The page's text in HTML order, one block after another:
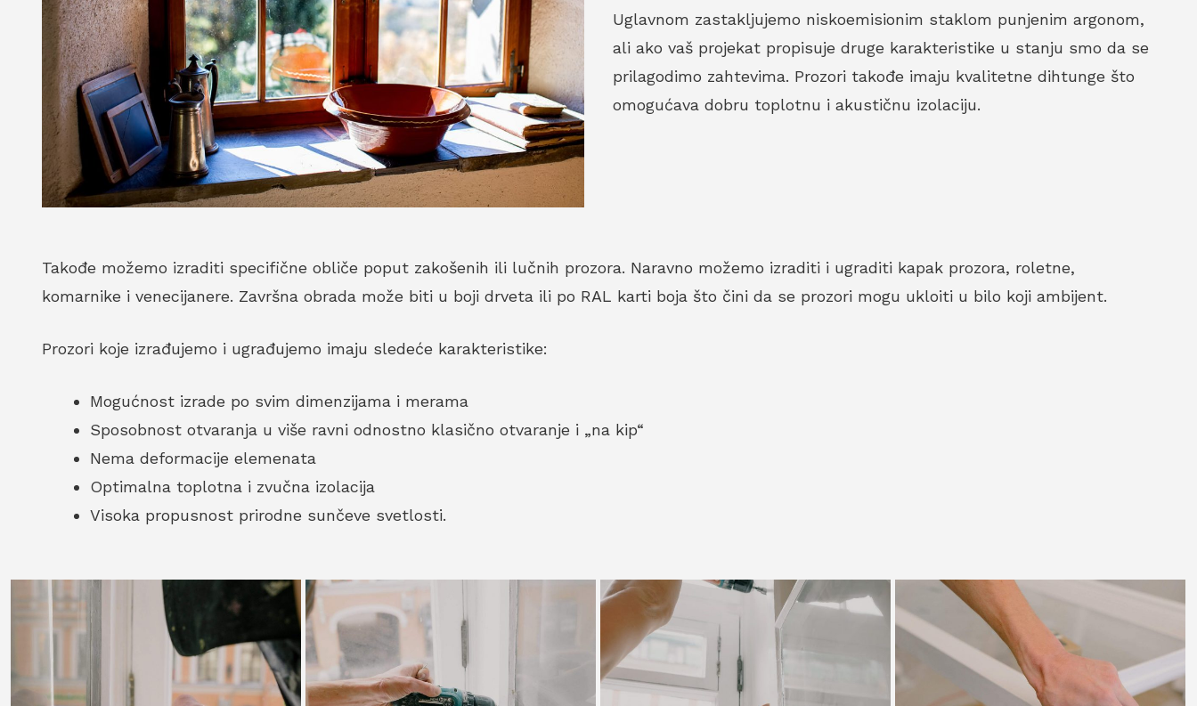
Uglavnom zastakljujemo niskoemisionim staklom punjenim argonom,
ali ako vaš projekat propisuje druge karakteristike u stanju smo da se
prilagodimo zahtevima. Prozori takođe imaju kvalitetne dihtunge što
omogućava dobru toplotnu i akustičnu izolaciju.
Takođe možemo izraditi specifične obliče poput zakošenih ili lučnih prozora. Naravno možemo izraditi i ugraditi kapak prozora, roletne,
komarnike i venecijanere. Završna obrada može biti u boji drveta ili po RAL karti boja što čini da se prozori mogu ukloiti u bilo koji ambijent.
Prozori koje izrađujemo i ugrađujemo imaju sledeće karakteristike:
Mogućnost izrade po svim dimenzijama i merama
Sposobnost otvaranja u više ravni odnostno klasično otvaranje i „na kip“
Nema deformacije elemenata
Optimalna toplotna i zvučna izolacija
Visoka propusnost prirodne sunčeve svetlosti.